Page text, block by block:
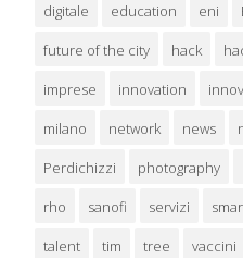
digitale
education eni
future of the city
hack
imprese
innovation
milano
network news
Perdichizzi
photography
rho
sanofi servizi
talent
tim tree vaccini